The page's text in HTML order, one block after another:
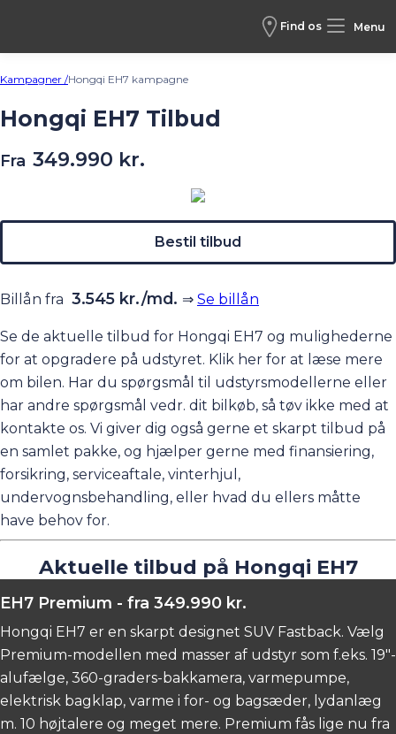
Find os Menu
Kampagner /Hongqi EH7 kampagne
Hongqi EH7 Tilbud
Fra 349.990 kr.
Billån fra 3.545 kr./md. ⇒ Se billån
Se de aktuelle tilbud for Hongqi EH7 og mulighederne
for at opgradere på udstyret. Klik her for at læse mere
om bilen. Har du spørgsmål til udstyrsmodellerne eller
har andre spørgsmål vedr. dit bilkøb, så tøv ikke med at
kontakte os. Vi giver dig også gerne et skarpt tilbud på
en samlet pakke, og hjælper gerne med finansiering,
forsikring, serviceaftale, vinterhjul,
undervognsbehandling, eller hvad du ellers måtte
have behov for.
Bestil tilbud
Aktuelle tilbud på Hongqi EH7
EH7 Premium - fra 349.990 kr.
Hongqi EH7 er en skarpt designet SUV Fastback. Vælg
Premium-modellen med masser af udstyr som f.eks. 19"-
alufælge, 360-graders-bakkamera, varmepumpe,
elektrisk bagklap, varme i for- og bagsæder, lydanlæg
m. 10 højtalere og meget mere. Premium fås lige nu fra